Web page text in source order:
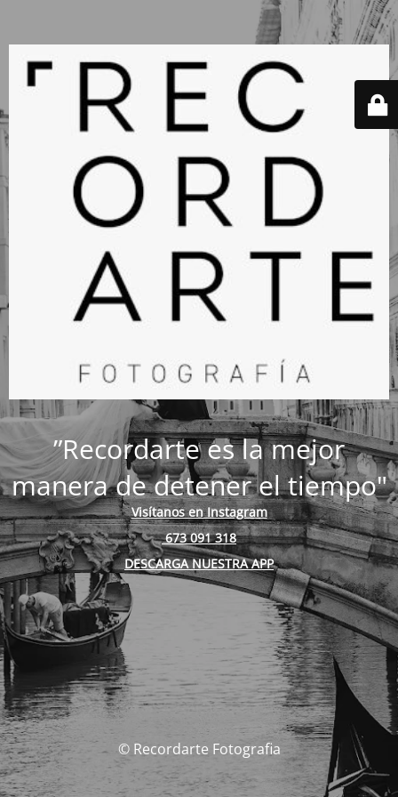
”Recordarte es la mejor
manera de detener el tiempo"
Visítanos en Instagram
673 091 318
DESCARGA NUESTRA APP
© Recordarte Fotografia